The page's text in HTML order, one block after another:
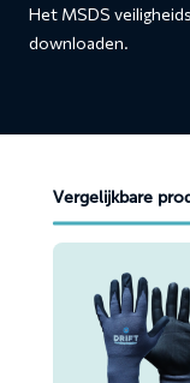
Het MSDS
downloaden.
Vergelijkbare
Lees
Handschoenen